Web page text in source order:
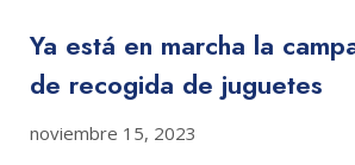
Ya está en marcha la
de recogida de juguetes
noviembre 15, 2023